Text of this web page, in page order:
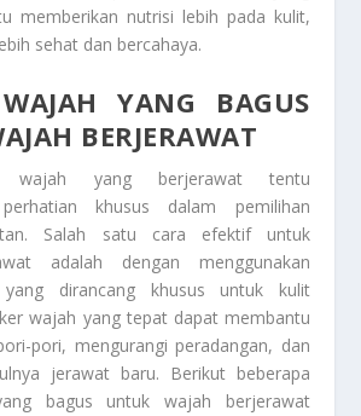
memberikan nutrisi lebih pada kulit,
sehat dan bercahaya.
YANG BAGUS
BERJERAWAT
wajah yang berjerawat tentu
khusus dalam pemilihan
Salah satu cara efektif untuk
adalah dengan menggunakan
dirancang khusus untuk kulit
wajah yang tepat dapat membantu
pori, mengurangi peradangan, dan
jerawat baru. Berikut beberapa
bagus untuk wajah berjerawat